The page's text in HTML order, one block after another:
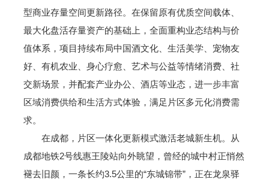
型商业存量空间更新路径。在保留原有优质空间载体、
最大化盘活存量资产的基础上，全面重构业态结构与价
值体系，项目持续布局中国酒文化、生活美学、宠物友
好、有机农业、身心疗愈、艺术与公益等情绪消费、社
交新场景，并配套产业办公、酒店等业态，进一步丰富
区域消费供给和生活方式体验，满足片区多元化消费需
求。
在成都，片区一体化更新模式激活老城新生机。从
成都地铁2号线惠王陵站向外眺望，曾经的城中村正悄然
褪去旧颜，一条长约3.5公里的“东城锦带”，正在龙泉驿